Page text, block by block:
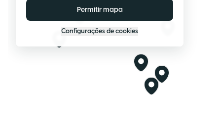
Permitir mapa
Configurações de cookies